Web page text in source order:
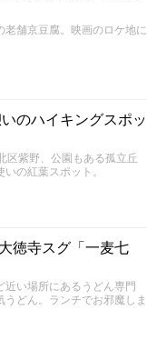
舗京豆腐。映画のロケ地に
のハイキングスポッ
紫野、公園もある孤立丘
の紅葉スポット。
徳寺スグ「一麦七
い場所にあるうどん専門
どん。ランチでお邪魔しま